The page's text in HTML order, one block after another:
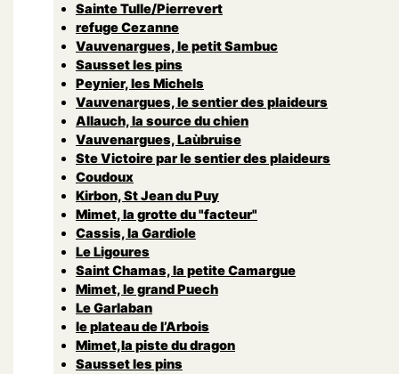
Sainte Tulle/Pierrevert
refuge Cezanne
Vauvenargues, le petit Sambuc
Sausset les pins
Peynier, les Michels
Vauvenargues, le sentier des plaideurs
Allauch, la source du chien
Vauvenargues, Laùbruise
Ste Victoire par le sentier des plaideurs
Coudoux
Kirbon, St Jean du Puy
Mimet, la grotte du "facteur"
Cassis, la Gardiole
Le Ligoures
Saint Chamas, la petite Camargue
Mimet, le grand Puech
Le Garlaban
le plateau de l’Arbois
Mimet,la piste du dragon
Sausset les pins